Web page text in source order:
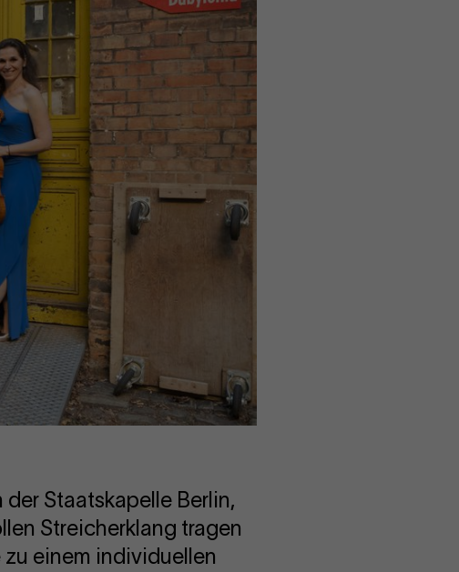
Staatskapelle Berlin,
Streicherklang tragen
einem individuellen